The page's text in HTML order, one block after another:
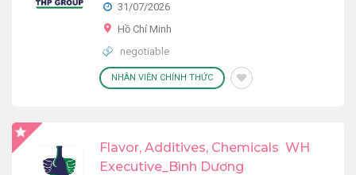
31/07/2026
Hồ Chí Minh
negotiable
NHÂN VIÊN CHÍNH THỨC
Flavor, Additives, Chemicals WH
Executive_Bình Dương